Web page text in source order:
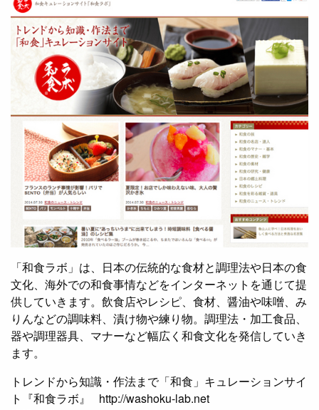
「和食ラボ」は、日本の伝統的な食材と調理法や日本の食
文化、海外での和食事情などをインターネットを通じて提
供していきます。飲食店やレシピ、食材、醤油や味噌、み
りんなどの調味料、漬け物や練り物。調理法・加工食品、
器や調理器具、マナーなど幅広く和食文化を発信していき
ます。
トレンドから知識・作法まで「和食」キュレーションサイ
ト『和食ラボ』 http://washoku-lab.net